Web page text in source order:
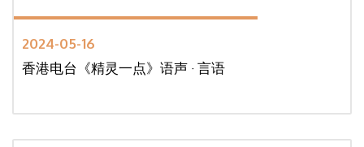
2024-05-16
香港电台《精灵一点》语声 · 言语